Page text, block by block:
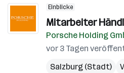
Einblicke
Mitarbeiter
Porsche Holding
vor 3 Tagen
Salzburg (Stadt)